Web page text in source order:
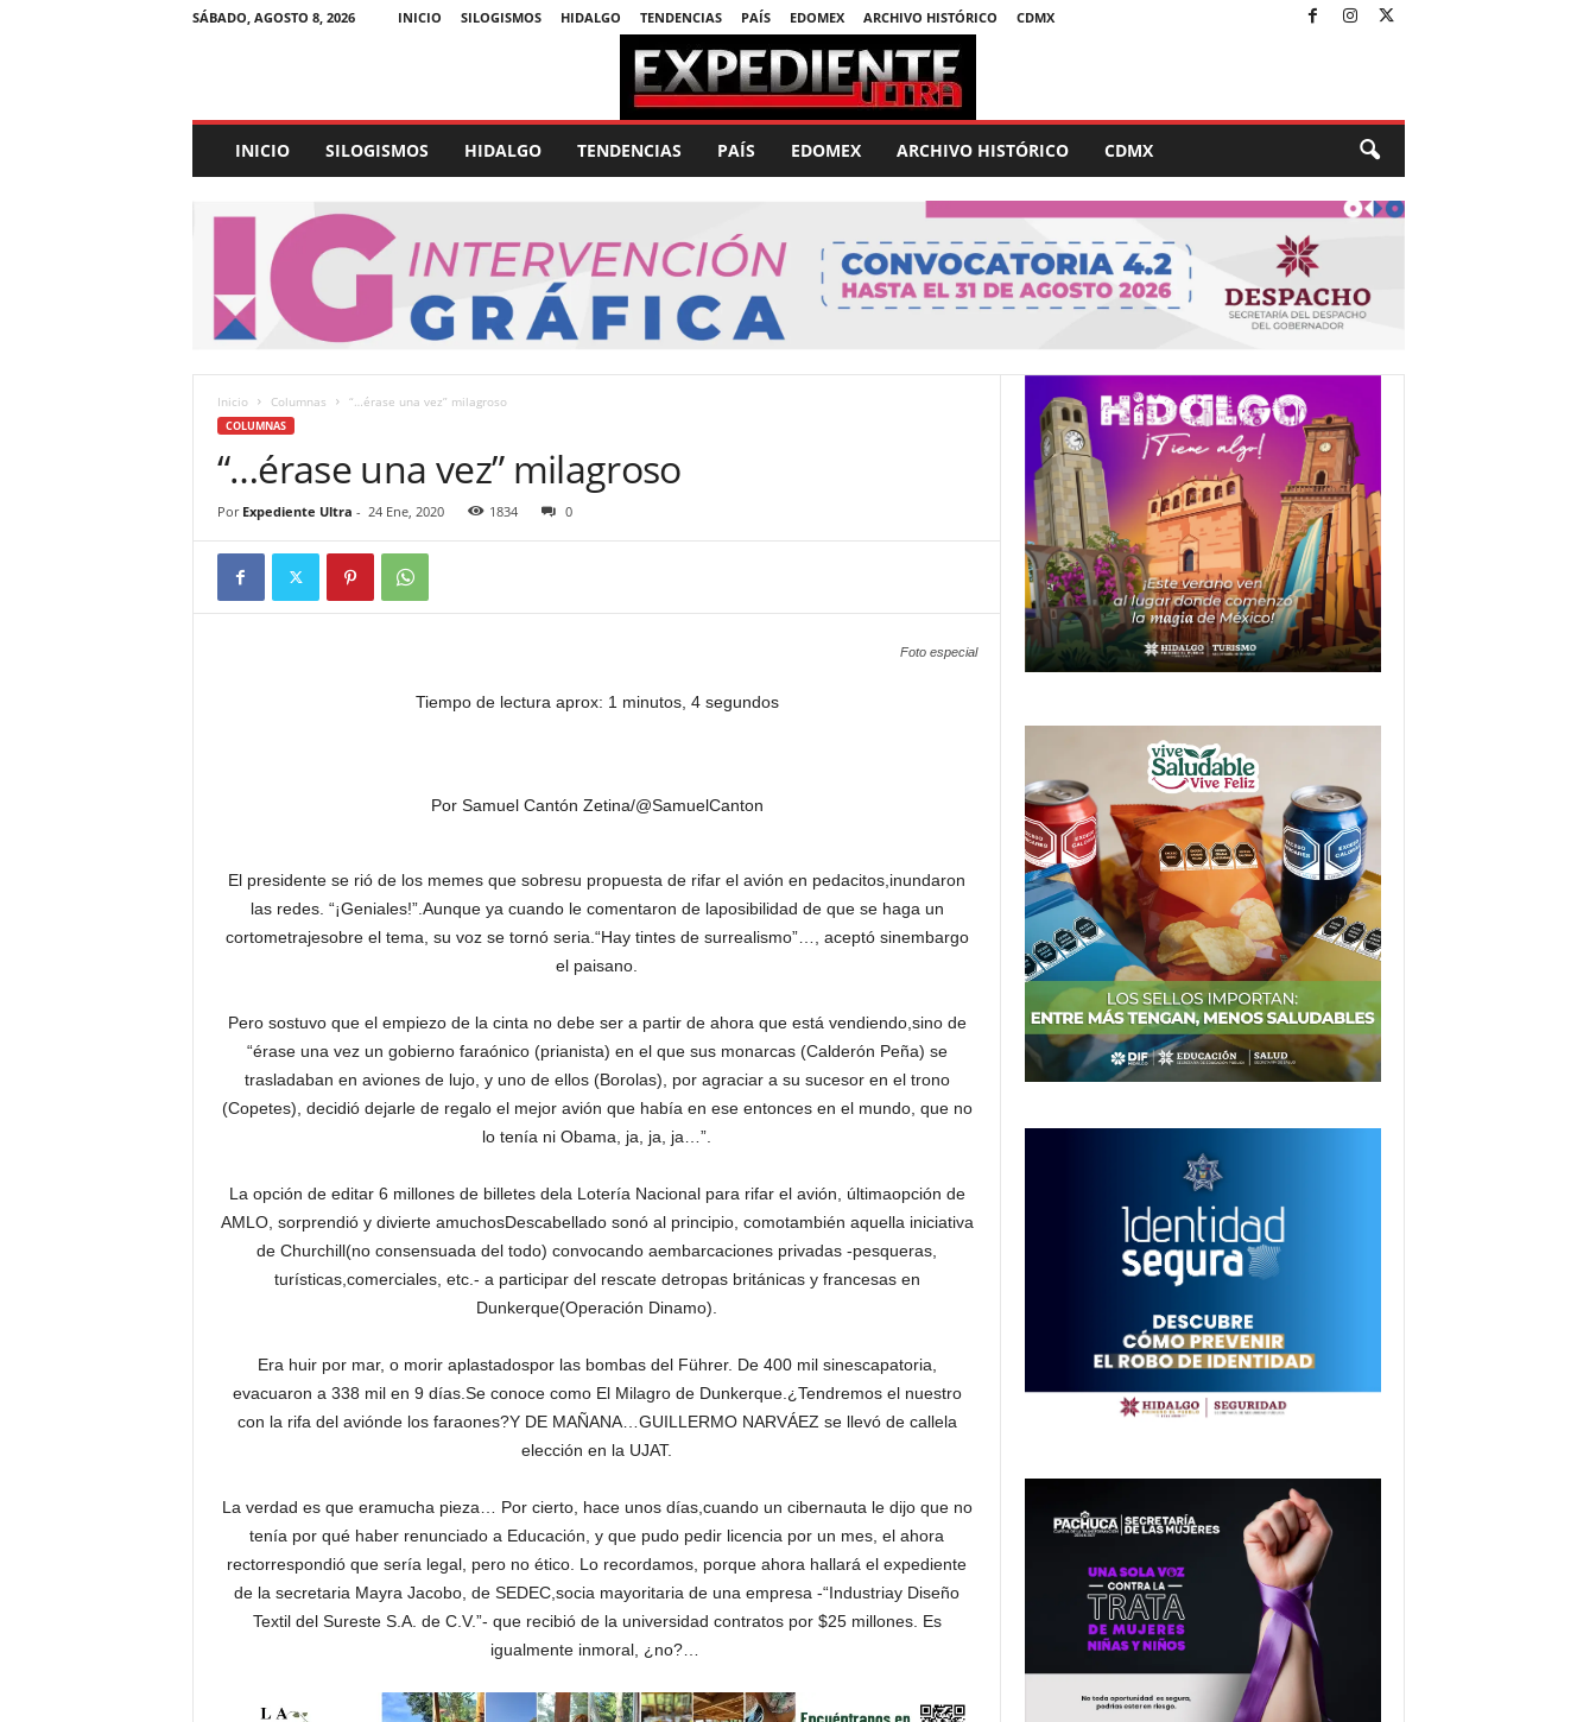
SÁBADO, AGOSTO 8, 2026 INICIO SILOGISMOS HIDALGO TENDENCIAS PAÍS EDOMEX ARCHIVO HISTÓRICO CDMX
p
e
U
INICIO SILOGISMOS HIDALGO TENDENCIAS PAÍS EDOMEX ARCHIVO HISTÓRICO CDMX
Inicio Columnas “…érase una vez” milagroso
COLUMNAS
“…érase una vez” milagroso
Por Expediente Ultra - 24 Ene, 2020 1834 0
Foto especial
Tiempo de lectura aprox: 1 minutos, 4 segundos
Por Samuel Cantón Zetina/@SamuelCanton
El presidente se rió de los memes que sobresu propuesta de rifar el avión en pedacitos,inundaron
las redes. “¡Geniales!”.Aunque ya cuando le comentaron de laposibilidad de que se haga un
cortometrajesobre el tema, su voz se tornó seria.“Hay tintes de surrealismo”…, aceptó sinembargo
el paisano.
Pero sostuvo que el empiezo de la cinta no debe ser a partir de ahora que está vendiendo,sino de
“érase una vez un gobierno faraónico (prianista) en el que sus monarcas (Calderón Peña) se
trasladaban en aviones de lujo, y uno de ellos (Borolas), por agraciar a su sucesor en el trono
(Copetes), decidió dejarle de regalo el mejor avión que había en ese entonces en el mundo, que no
lo tenía ni Obama, ja, ja, ja…”.
La opción de editar 6 millones de billetes dela Lotería Nacional para rifar el avión, últimaopción de
AMLO, sorprendió y divierte amuchosDescabellado sonó al principio, comotambién aquella iniciativa
de Churchill(no consensuada del todo) convocando aembarcaciones privadas -pesqueras,
turísticas,comerciales, etc.- a participar del rescate detropas británicas y francesas en
Dunkerque(Operación Dinamo).
Era huir por mar, o morir aplastadospor las bombas del Führer. De 400 mil sinescapatoria,
evacuaron a 338 mil en 9 días.Se conoce como El Milagro de Dunkerque.¿Tendremos el nuestro
con la rifa del aviónde los faraones?Y DE MAÑANA…GUILLERMO NARVÁEZ se llevó de callela
elección en la UJAT.
La verdad es que eramucha pieza… Por cierto, hace unos días,cuando un cibernauta le dijo que no
tenía por qué haber renunciado a Educación, y que pudo pedir licencia por un mes, el ahora
rectorrespondió que sería legal, pero no ético. Lo recordamos, porque ahora hallará el expediente
de la secretaria Mayra Jacobo, de SEDEC,socia mayoritaria de una empresa -“Industriay Diseño
Textil del Sureste S.A. de C.V.”- que recibió de la universidad contratos por $25 millones. Es
igualmente inmoral, ¿no?…